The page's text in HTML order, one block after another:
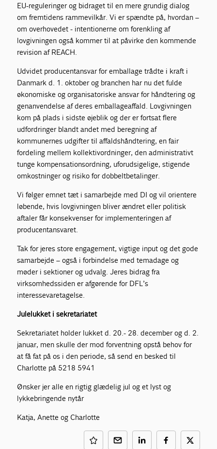
EU-reguleringer og bidraget til en mere grundig dialog
om fremtidens rammevilkår. Vi er spændte på, hvordan –
om overhovedet - intentionerne om forenkling af
lovgivningen også kommer til at påvirke den kommende
revision af REACH.
Udvidet producentansvar for emballage trådte i kraft i
Danmark d. 1. oktober og branchen har nu det fulde
økonomiske og organisatoriske ansvar for håndtering og
genanvendelse af deres emballageaffald. Lovgivningen
kom på plads i sidste øjeblik og der er fortsat flere
udfordringer blandt andet med beregning af
kommunernes udgifter til affaldshåndtering, en fair
fordeling mellem kollektivordninger, den administrativt
tunge kompensationsordning, uforudsigelige, stigende
omkostninger og risiko for dobbeltbetalinger.
Vi følger emnet tæt i samarbejde med DI og vil orientere
løbende, hvis lovgivningen bliver ændret eller politisk
aftaler får konsekvenser for implementeringen af
producentansvaret.
Tak for jeres store engagement, vigtige input og det gode
samarbejde – også i forbindelse med temadage og
møder i sektioner og udvalg. Jeres bidrag fra
virksomhedssiden er afgørende for DFL’s
interessevaretagelse.
Julelukket i sekretariatet
Sekretariatet holder lukket d. 20.- 28. december og d. 2.
januar, men skulle der mod forventning opstå behov for
at få fat på os i den periode, så send en besked til
Charlotte på 5218 5941
Ønsker jer alle en rigtig glædelig jul og et lyst og
lykkebringende nytår
Katja, Anette og Charlotte